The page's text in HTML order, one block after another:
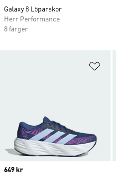
Galaxy 8 Löparskor
Herr Performance
8 färger
Price
649 kr